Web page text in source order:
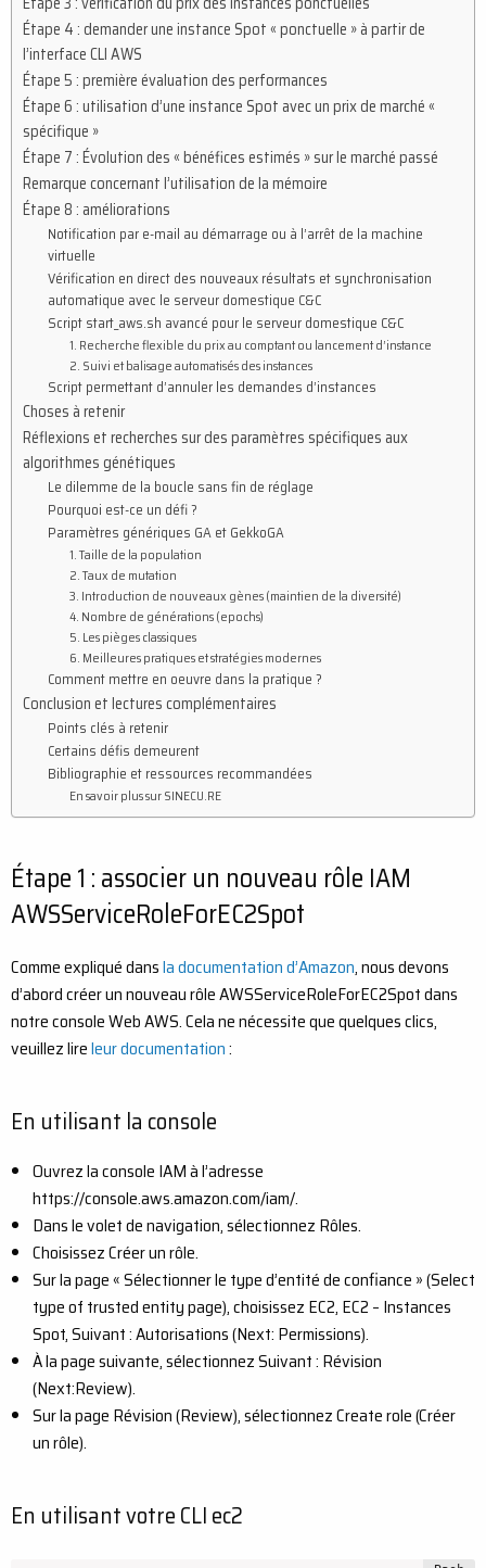
Étape 4 : demander une instance Spot « ponctuelle » à partir de
l’interface CLI AWS
Étape 5 : première évaluation des performances
Étape 6 : utilisation d’une instance Spot avec un prix de marché «
spécifique »
Étape 7 : Évolution des « bénéfices estimés » sur le marché passé
Remarque concernant l’utilisation de la mémoire
Étape 8 : améliorations
Notification par e-mail au démarrage ou à l’arrêt de la machine
virtuelle
Vérification en direct des nouveaux résultats et synchronisation
automatique avec le serveur domestique C&C
Script start_aws.sh avancé pour le serveur domestique C&C
1. Recherche flexible du prix au comptant ou lancement d’instance
2. Suivi et balisage automatisés des instances
Script permettant d’annuler les demandes d’instances
Choses à retenir
Réflexions et recherches sur des paramètres spécifiques aux
algorithmes génétiques
Le dilemme de la boucle sans fin de réglage
Pourquoi est-ce un défi ?
Paramètres génériques GA et GekkoGA
1. Taille de la population
2. Taux de mutation
3. Introduction de nouveaux gènes (maintien de la diversité)
4. Nombre de générations (epochs)
5. Les pièges classiques
6. Meilleures pratiques et stratégies modernes
Comment mettre en oeuvre dans la pratique ?
Conclusion et lectures complémentaires
Points clés à retenir
Certains défis demeurent
Bibliographie et ressources recommandées
En savoir plus sur SINECU.RE
Étape 1 : associer un nouveau rôle IAM
AWSServiceRoleForEC2Spot
Comme expliqué dansla documentation d’Amazon, nous devons
d’abord créer un nouveau rôle AWSServiceRoleForEC2Spot dans
notre console Web AWS. Cela ne nécessite que quelques clics,
veuillez lireleur documentation:
En utilisant la console
Ouvrez la console IAM à l’adresse
https://console.aws.amazon.com/iam/.
Dans le volet de navigation, sélectionnez Rôles.
Choisissez Créer un rôle.
Sur la page « Sélectionner le type d’entité de confiance » (Select
type of trusted entity page), choisissez EC2, EC2 – Instances
Spot, Suivant : Autorisations (Next: Permissions).
À la page suivante, sélectionnez Suivant : Révision
(Next:Review).
Sur la page Révision (Review), sélectionnez Create role (Créer
un rôle).
En utilisant votre CLI ec2